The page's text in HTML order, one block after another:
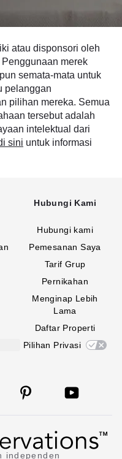
atau disponsori oleh
merek
semata-mata untuk
pelanggan
pilihan mereka. Semua
tersebut adalah
intelektual dari
sini untuk informasi
Hubungi Kami
Hubungi kami
Pemesanan Saya
Tarif Grup
Pernikahan
Menginap Lebih
Lama
Daftar Properti
Pilihan Privasi
independen